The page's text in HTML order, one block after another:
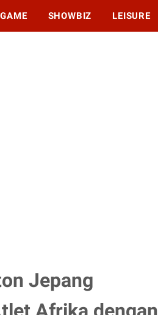
GAME SHOWBIZ LEISURE
Jepang